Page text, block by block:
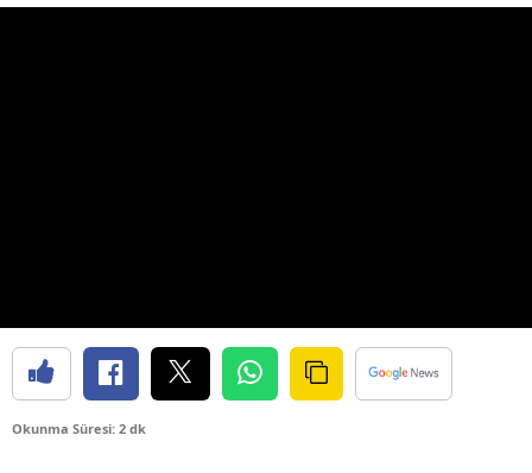
Okunma Süresi: 2 dk